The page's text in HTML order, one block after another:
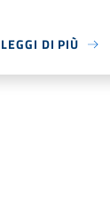
LEGGI DI PIÙ